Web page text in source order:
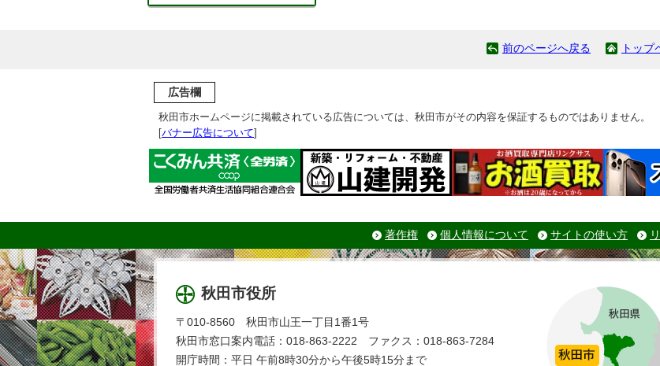
前のページへ戻る トップ
広告欄
秋田市ホームページに掲載されている広告については、秋田市がその内容を保証するものではありません。
[バナー広告について]
著作権 個人情報について サイトの使い方
秋田市役所
〒010-8560 秋田市山王一丁目1番1号
秋田市窓口案内電話：018-863-2222 ファクス：018-863-7284
開庁時間：平日 午前8時30分から午後5時15分まで